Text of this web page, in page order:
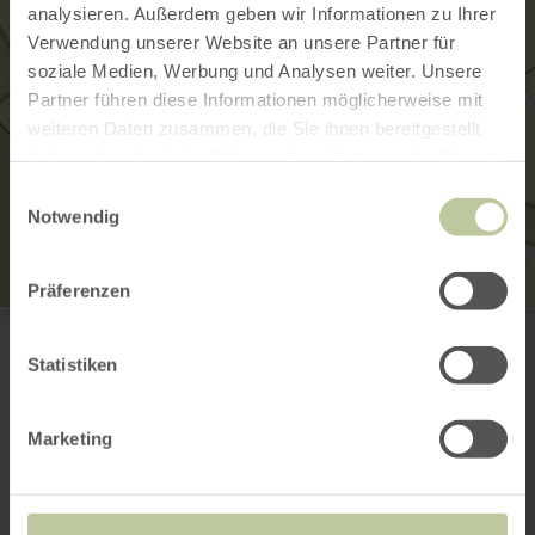
analysieren. Außerdem geben wir Informationen zu Ihrer
Verwendung unserer Website an unsere Partner für
soziale Medien, Werbung und Analysen weiter. Unsere
Partner führen diese Informationen möglicherweise mit
weiteren Daten zusammen, die Sie ihnen bereitgestellt
Notwendig
Präferenzen
Statistiken
Marketing
53949 Dahlem
Plan your arrival